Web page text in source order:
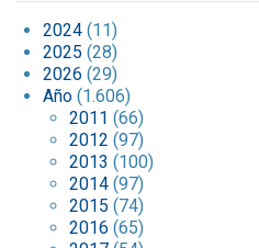
2024 (11)
2025 (28)
2026 (29)
Año (1.606)
2011 (66)
2012 (97)
2013 (100)
2014 (97)
2015 (74)
2016 (65)